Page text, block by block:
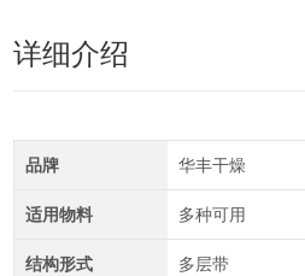
详细介绍
品牌 华丰干燥
适用物料 多种可用
结构形式 多层带